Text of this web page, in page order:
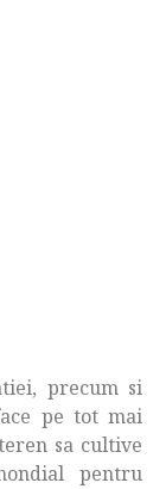
precum si
pe tot mai
sa cultive
pentru